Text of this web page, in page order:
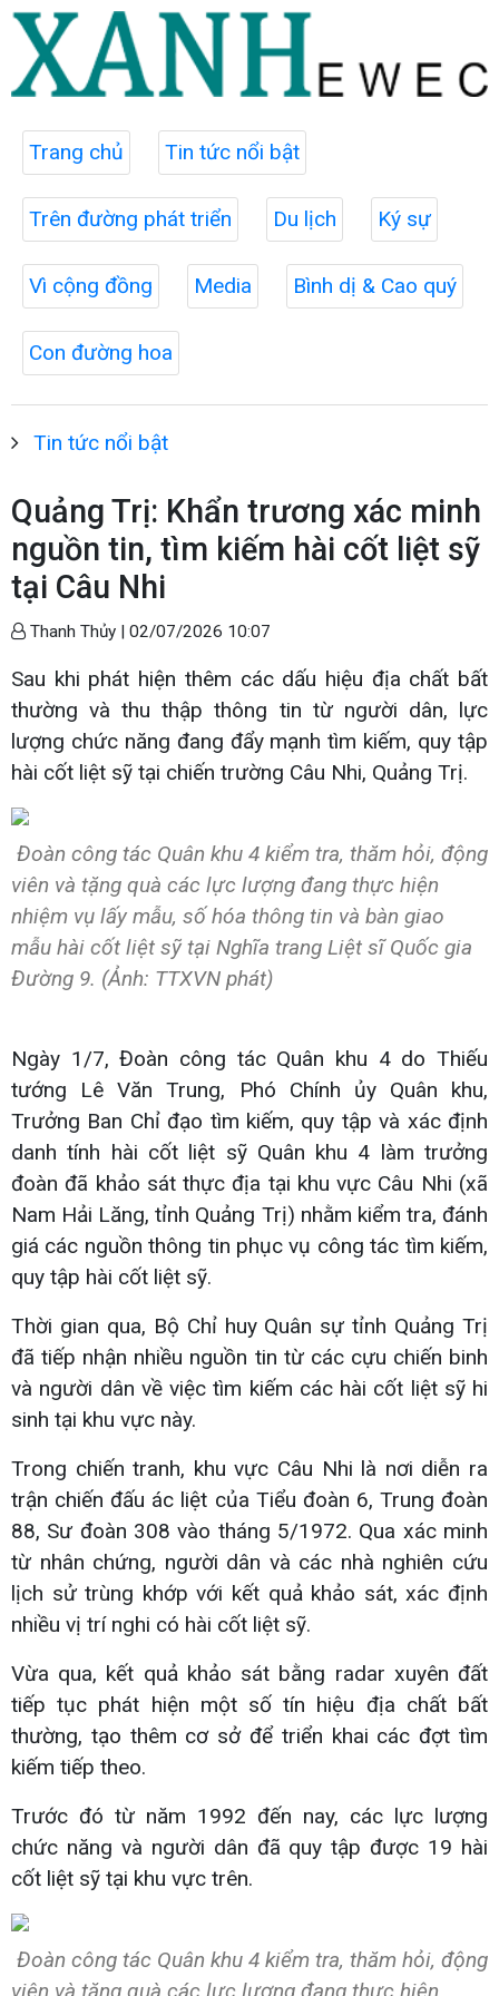
Trang chủ Tin tức nổi bật
Trên đường phát triển Du lịch Ký sự
Vì cộng đồng Media Bình dị & Cao quý
Con đường hoa
Tin tức nổi bật
Quảng Trị: Khẩn trương xác minh
nguồn tin, tìm kiếm hài cốt liệt sỹ
tại Câu Nhi
Thanh Thủy | 02/07/2026 10:07
Sau khi phát hiện thêm các dấu hiệu địa chất bất
thường và thu thập thông tin từ người dân, lực
lượng chức năng đang đẩy mạnh tìm kiếm, quy tập
hài cốt liệt sỹ tại chiến trường Câu Nhi, Quảng Trị.
Đoàn công tác Quân khu 4 kiểm tra, thăm hỏi, động
viên và tặng quà các lực lượng đang thực hiện
nhiệm vụ lấy mẫu, số hóa thông tin và bàn giao
mẫu hài cốt liệt sỹ tại Nghĩa trang Liệt sĩ Quốc gia
Đường 9. (Ảnh: TTXVN phát)
Ngày 1/7, Đoàn công tác Quân khu 4 do Thiếu
tướng Lê Văn Trung, Phó Chính ủy Quân khu,
Trưởng Ban Chỉ đạo tìm kiếm, quy tập và xác định
danh tính hài cốt liệt sỹ Quân khu 4 làm trưởng
đoàn đã khảo sát thực địa tại khu vực Câu Nhi (xã
Nam Hải Lăng, tỉnh Quảng Trị) nhằm kiểm tra, đánh
giá các nguồn thông tin phục vụ công tác tìm kiếm,
quy tập hài cốt liệt sỹ.
Thời gian qua, Bộ Chỉ huy Quân sự tỉnh Quảng Trị
đã tiếp nhận nhiều nguồn tin từ các cựu chiến binh
và người dân về việc tìm kiếm các hài cốt liệt sỹ hi
sinh tại khu vực này.
Trong chiến tranh, khu vực Câu Nhi là nơi diễn ra
trận chiến đấu ác liệt của Tiểu đoàn 6, Trung đoàn
88, Sư đoàn 308 vào tháng 5/1972. Qua xác minh
từ nhân chứng, người dân và các nhà nghiên cứu
lịch sử trùng khớp với kết quả khảo sát, xác định
nhiều vị trí nghi có hài cốt liệt sỹ.
Vừa qua, kết quả khảo sát bằng radar xuyên đất
tiếp tục phát hiện một số tín hiệu địa chất bất
thường, tạo thêm cơ sở để triển khai các đợt tìm
kiếm tiếp theo.
Trước đó từ năm 1992 đến nay, các lực lượng
chức năng và người dân đã quy tập được 19 hài
cốt liệt sỹ tại khu vực trên.
Đoàn công tác Quân khu 4 kiểm tra, thăm hỏi, động
viên và tặng quà các lực lượng đang thực hiện